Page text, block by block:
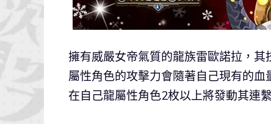
擁有威嚴女帝氣質的龍族雷歐諾拉，
屬性角色的攻擊力會隨著自己現有的
在自己龍屬性角色2枚以上將發動其連